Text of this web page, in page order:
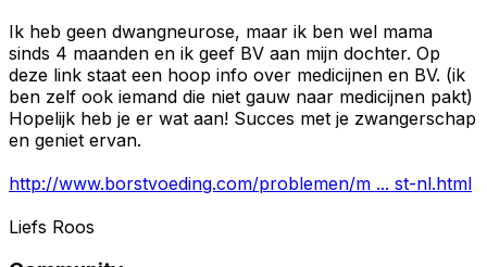
Ik heb geen dwangneurose, maar ik ben wel mama
sinds 4 maanden en ik geef BV aan mijn dochter. Op
deze link staat een hoop info over medicijnen en BV. (ik
ben zelf ook iemand die niet gauw naar medicijnen pakt)
Hopelijk heb je er wat aan! Succes met je zwangerschap
en geniet ervan.
http://www.borstvoeding.com/problemen/m ... st-nl.html
Liefs Roos